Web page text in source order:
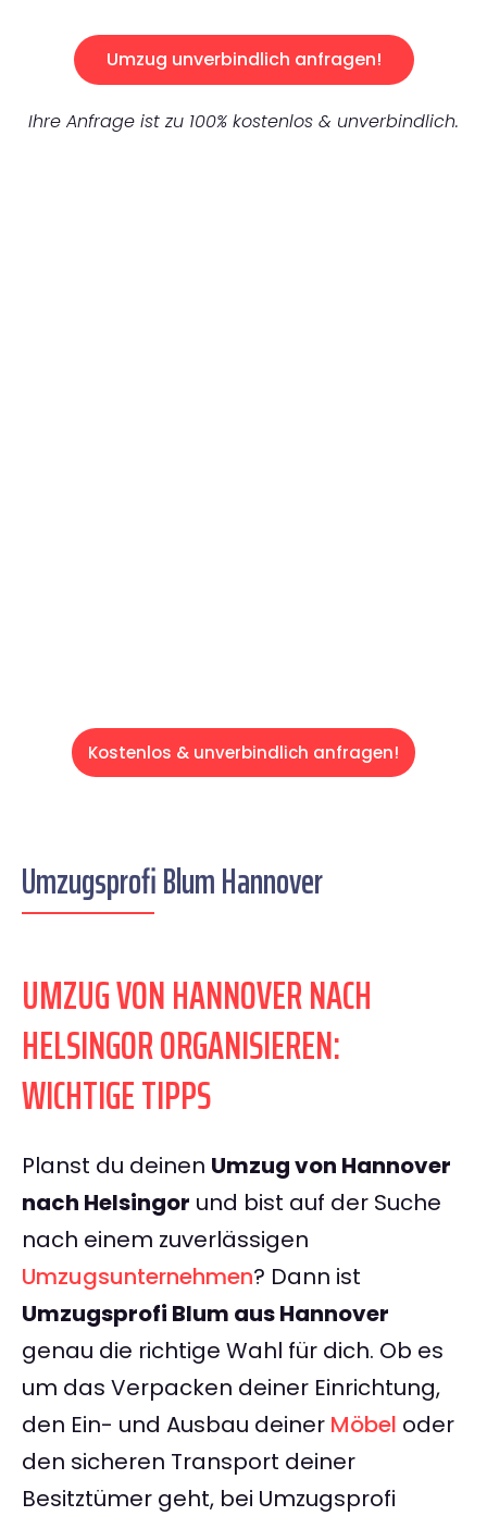
Umzug unverbindlich anfragen!
Ihre Anfrage ist zu 100% kostenlos & unverbindlich.
Kostenlos & unverbindlich anfragen!
Umzugsprofi Blum Hannover
UMZUG VON HANNOVER NACH
HELSINGOR ORGANISIEREN:
WICHTIGE TIPPS
Planst du deinen Umzug von Hannover
nach Helsingor und bist auf der Suche
nach einem zuverlässigen
Umzugsunternehmen? Dann ist
Umzugsprofi Blum aus Hannover
genau die richtige Wahl für dich. Ob es
um das Verpacken deiner Einrichtung,
den Ein- und Ausbau deiner Möbel oder
den sicheren Transport deiner
Besitztümer geht, bei Umzugsprofi